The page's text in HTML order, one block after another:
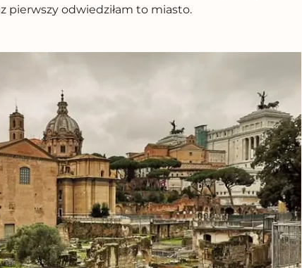
pierwszy odwiedziłam to miasto.